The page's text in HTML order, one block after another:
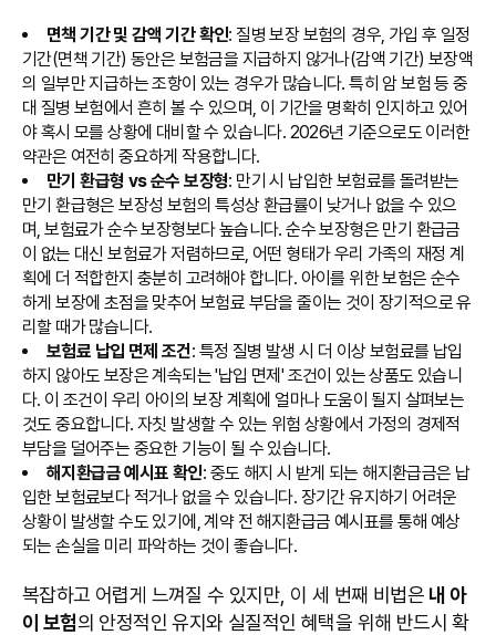
면책 기간 및 감액 기간 확인: 질병 보장 보험의 경우, 가입 후 일정
기간(면책 기간) 동안은 보험금을 지급하지 않거나(감액 기간) 보장액
의 일부만 지급하는 조항이 있는 경우가 많습니다. 특히 암 보험 등 중
대 질병 보험에서 흔히 볼 수 있으며, 이 기간을 명확히 인지하고 있어
야 혹시 모를 상황에 대비할 수 있습니다. 2026년 기준으로도 이러한
약관은 여전히 중요하게 작용합니다.
만기 환급형 vs 순수 보장형: 만기 시 납입한 보험료를 돌려받는
만기 환급형은 보장성 보험의 특성상 환급률이 낮거나 없을 수 있으
며, 보험료가 순수 보장형보다 높습니다. 순수 보장형은 만기 환급금
이 없는 대신 보험료가 저렴하므로, 어떤 형태가 우리 가족의 재정 계
획에 더 적합한지 충분히 고려해야 합니다. 아이를 위한 보험은 순수
하게 보장에 초점을 맞추어 보험료 부담을 줄이는 것이 장기적으로 유
리할 때가 많습니다.
보험료 납입 면제 조건: 특정 질병 발생 시 더 이상 보험료를 납입
하지 않아도 보장은 계속되는 '납입 면제' 조건이 있는 상품도 있습니
다. 이 조건이 우리 아이의 보장 계획에 얼마나 도움이 될지 살펴보는
것도 중요합니다. 자칫 발생할 수 있는 위험 상황에서 가정의 경제적
부담을 덜어주는 중요한 기능이 될 수 있습니다.
해지환급금 예시표 확인: 중도 해지 시 받게 되는 해지환급금은 납
입한 보험료보다 적거나 없을 수 있습니다. 장기간 유지하기 어려운
상황이 발생할 수도 있기에, 계약 전 해지환급금 예시표를 통해 예상
되는 손실을 미리 파악하는 것이 좋습니다.
복잡하고 어렵게 느껴질 수 있지만, 이 세 번째 비법은 내 아
이 보험의 안정적인 유지와 실질적인 혜택을 위해 반드시 확